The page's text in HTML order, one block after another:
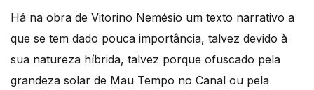
Há na obra de Vitorino Nemésio um texto narrativo a
que se tem dado pouca importância, talvez devido à
sua natureza híbrida, talvez porque ofuscado pela
grandeza solar de Mau Tempo no Canal ou pela